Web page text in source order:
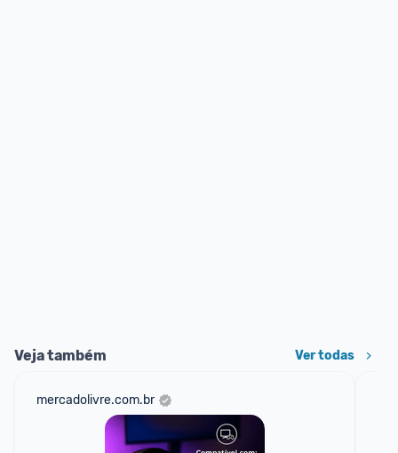
Veja também Ver todas
mercadolivre.com.br